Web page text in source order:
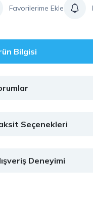
Bilgisi
Seçenekleri
Deneyimi